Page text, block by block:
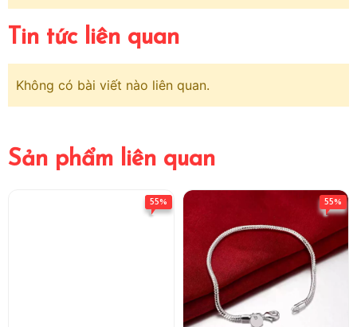
Tin tức liên quan
Không có bài viết nào liên quan.
Sản phẩm liên quan
55% 55%